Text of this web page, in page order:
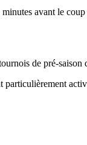
avant le
de pré-saison